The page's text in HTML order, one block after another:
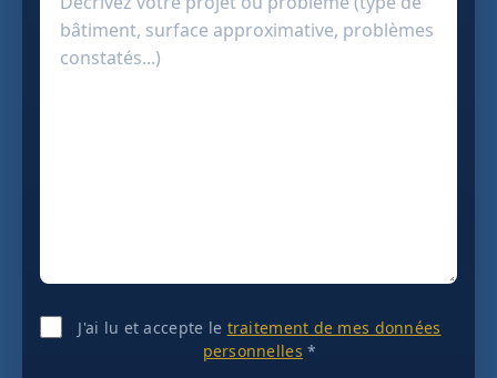
J'ai lu et accepte le traitement de mes données
personnelles *